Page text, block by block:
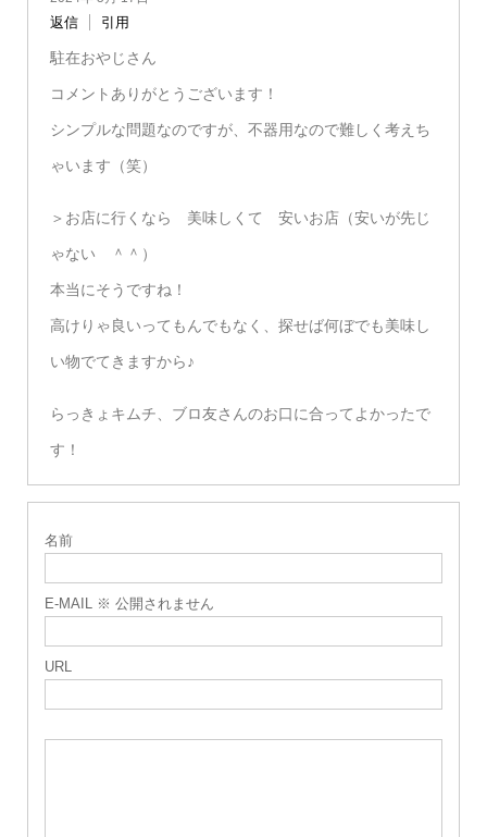
返信 引用
駐在おやじさん
コメントありがとうございます！
シンプルな問題なのですが、不器用なので難しく考えち
ゃいます（笑）
＞お店に行くなら 美味しくて 安いお店（安いが先じ
ゃない ＾＾）
本当にそうですね！
高けりゃ良いってもんでもなく、探せば何ぼでも美味し
い物でてきますから♪
らっきょキムチ、ブロ友さんのお口に合ってよかったで
す！
名前
E-MAIL ※ 公開されません
URL